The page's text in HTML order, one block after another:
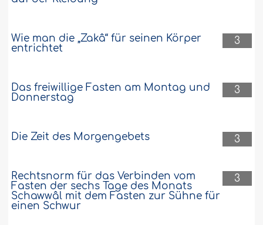
3
Wie man die „Zakâ“ für seinen Körper
entrichtet
3
Das freiwillige Fasten am Montag und
Donnerstag
3
Die Zeit des Morgengebets
3
Rechtsnorm für das Verbinden vom
Fasten der sechs Tage des Monats
Schawwâl mit dem Fasten zur Sühne für
einen Schwur